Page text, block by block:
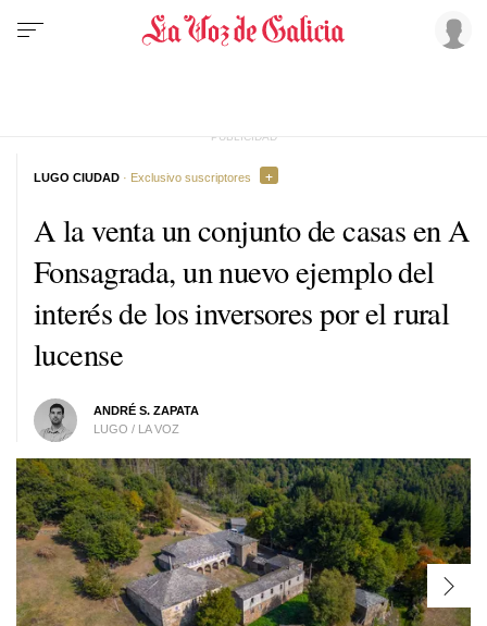
A la venta un conjunto de casas en A
Fonsagrada, un nuevo ejemplo del
interés de los inversores por el rural
lucense
ANDRÉ S. ZAPATA
LUGO / LA VOZ
LUGO CIUDAD · Exclusivo suscriptores